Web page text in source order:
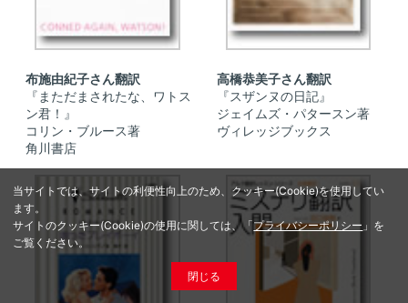
当サイトでは、サイトの利便性向上のため、クッキー(Cookie)を使用してい
ます。
サイトのクッキー(Cookie)の使用に関しては、「プライバシーポリシー 」を
ご覧ください。
閉じる
布施由紀子さん翻訳
『まただまされたな、ワトス
ン君！』
コリン・ブルース著
角川書店
高橋恭美子さん翻訳
『スザンヌの日記』
ジェイムズ・パタースン著
ヴィレッジブックス